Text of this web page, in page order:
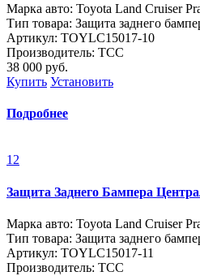
Марка авто: Toyota Land Cruiser
Тип товара: Защита заднего
Артикул: TOYLC15017-10
Производитель: ТСС
38 000 руб.
Купить Установить
Подробнее
12
Защита Заднего Бампера
Марка авто: Toyota Land Cruiser
Тип товара: Защита заднего
Артикул: TOYLC15017-11
Производитель: ТСС